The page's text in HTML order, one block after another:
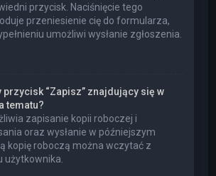
przycisk. Naciśnięcie tego
przeniesienie cię do formularza,
umożliwi wysłanie zgłoszenia.
przycisk “Zapisz” znajdujący się w
tematu?
zapisanie kopii roboczej i
oraz wysłanie w późniejszym
kopię roboczą można wczytać z
użytkownika.